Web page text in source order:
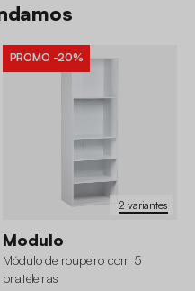
2 variantes
PROMO -20%
Modulo
Módulo de roupeiro com 5
prateleiras